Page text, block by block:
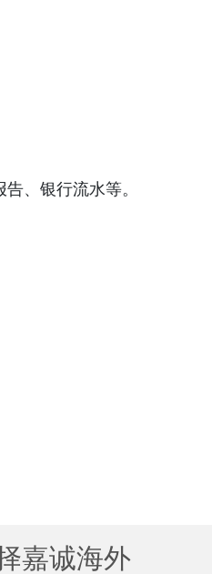
、银行流水等。
嘉诚海外